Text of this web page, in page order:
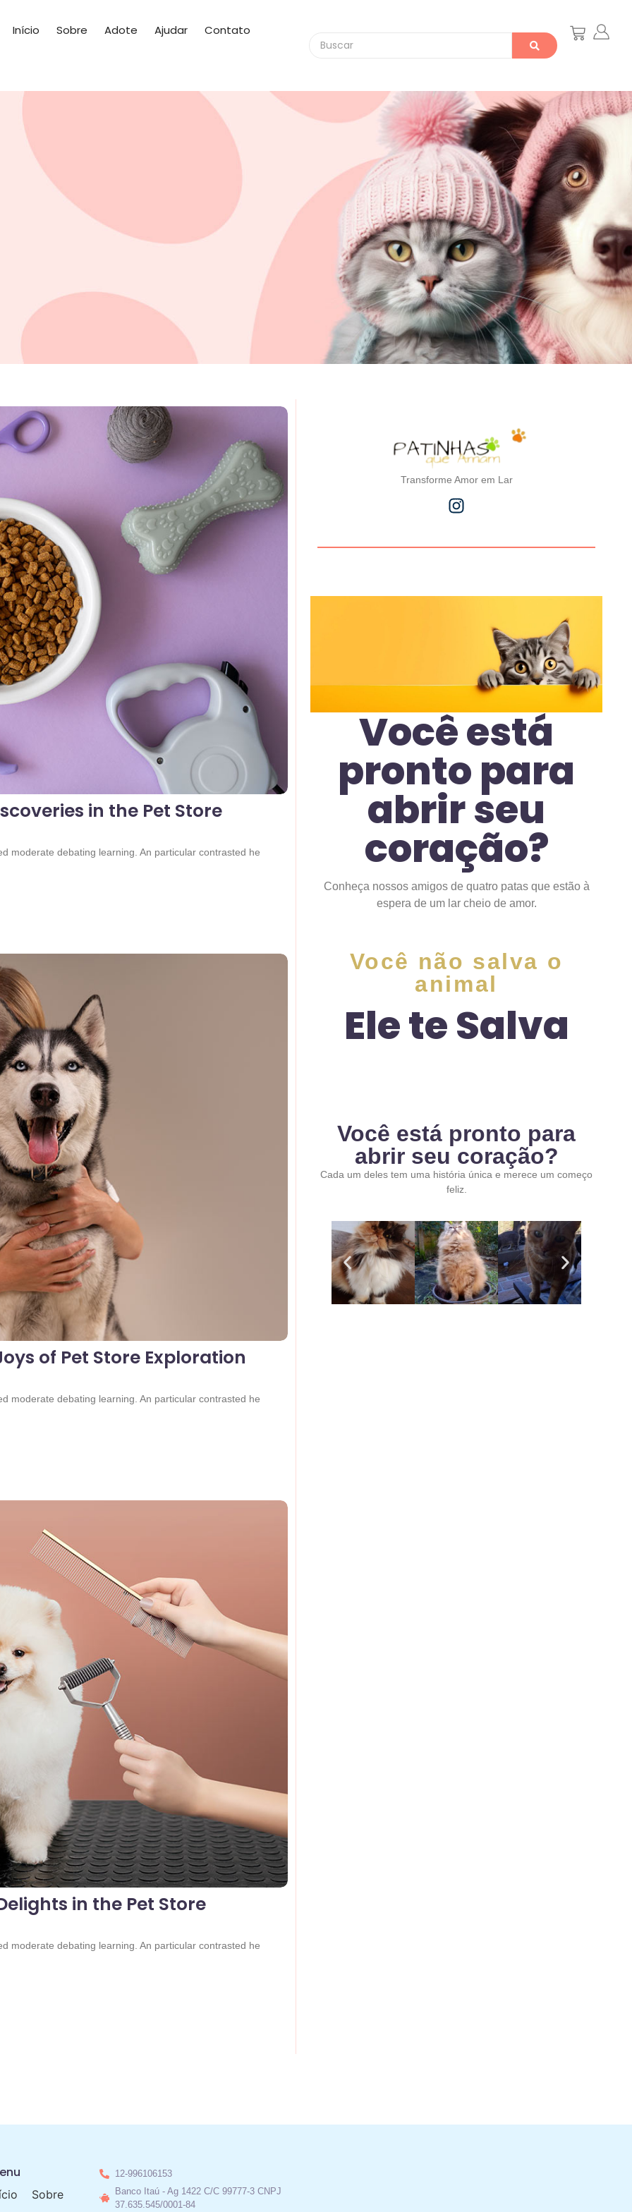
Início Sobre Adote Ajudar Contato
in the Pet Store
moderate debating learning. An particular contrasted he
of Pet Store Exploration
moderate debating learning. An particular contrasted he
in the Pet Store
moderate debating learning. An particular contrasted he
Transforme Amor em Lar
Você está
pronto para
abrir seu
coração?
Conheça nossos amigos de quatro patas que estão à
espera de um lar cheio de amor.
Você não salva o
animal
Ele te Salva
Você está pronto para
abrir seu coração?
Cada um deles tem uma história única e merece um começo
feliz.
Sobre
12-996106153
Banco Itaú - Ag 1422 C/C 99777-3 CNPJ
37.635.545/0001-84